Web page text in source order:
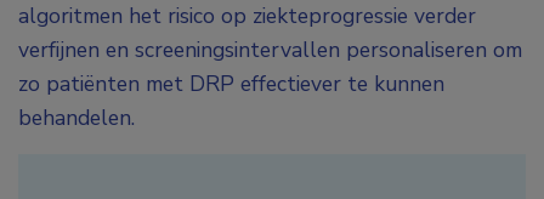
algoritmen het risico op ziekteprogressie verder
verfijnen en screeningsintervallen personaliseren om
zo patiënten met DRP effectiever te kunnen
behandelen.